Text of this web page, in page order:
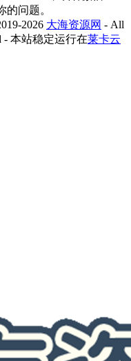
的问题。
2026 大海资源网 - All
- 本站稳定运行在莱卡云